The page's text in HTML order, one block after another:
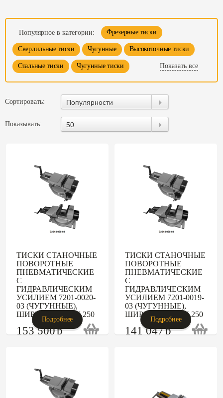
Популярное в категории: Фрезерные тиски
Сверлильные тиски Чугунные Высокоточные тиски
Стальные тиски Чугунные тиски Показать все
Сортировать: Популярности
Показывать: 50
ТИСКИ СТАНОЧНЫЕ
ПОВОРОТНЫЕ
ПНЕВМАТИЧЕСКИЕ
С
ГИДРАВЛИЧЕСКИМ
УСИЛИЕМ 7201-0020-
03 (ЧУГУННЫЕ),
ШИРИНА ГУБОК 250
153 500p
Подробнее
ТИСКИ СТАНОЧНЫЕ
ПОВОРОТНЫЕ
ПНЕВМАТИЧЕСКИЕ
С
ГИДРАВЛИЧЕСКИМ
УСИЛИЕМ 7201-0019-
03 (ЧУГУННЫЕ),
ШИРИНА ГУБОК 250
141 047p
Подробнее